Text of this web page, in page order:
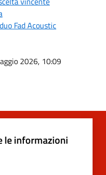
Fad Acoustic
2026, 10:09
le informazioni